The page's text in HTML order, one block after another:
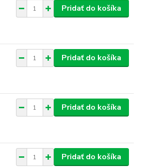
Pridať do košíka
Pridať do košíka
Pridať do košíka
Pridať do košíka